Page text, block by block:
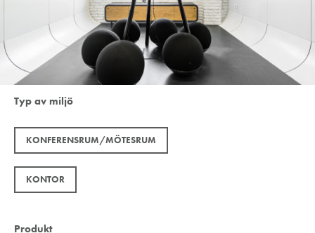
Typ av miljö
KONFERENSRUM/MÖTESRUM
KONTOR
Produkt